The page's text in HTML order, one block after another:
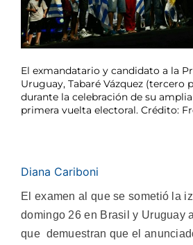
El exmandatario y candidato a la
Uruguay, Tabaré Vázquez (tercero
durante la celebración de su
primera vuelta electoral. Crédito:
Diana Cariboni
El examen al que se sometió la
domingo 26 en Brasil y Uruguay
que demuestran que el